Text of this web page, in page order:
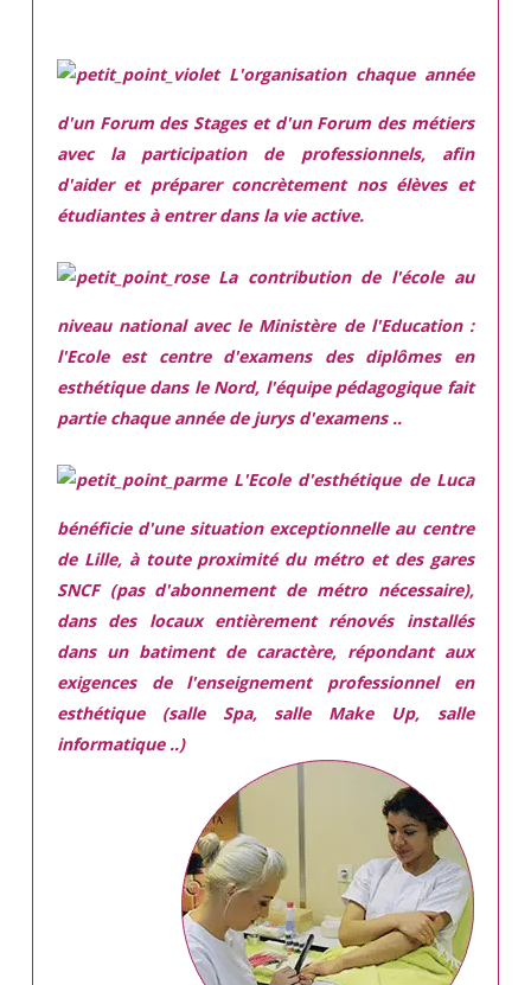
L'organisation chaque année
d'un Forum des Stages et d'un Forum des métiers
avec la participation de professionnels, afin
d'aider et préparer concrètement nos élèves et
étudiantes à entrer dans la vie active.
La contribution de l'école au
niveau national avec le Ministère de l'Education :
l'Ecole est centre d'examens des diplômes en
esthétique dans le Nord, l'équipe pédagogique fait
partie chaque année de jurys d'examens ..
L'Ecole d'esthétique de Luca
bénéficie d'une situation exceptionnelleau centre
de Lille, à toute proximité du métro et des gares
SNCF (pas d'abonnement de métro nécessaire),
dans des locaux entièrement rénovés installés
dans un batiment de caractère, répondant aux
exigencesde l'enseignement professionnel en
esthétique (salle Spa, salle Make Up, salle
informatique ..)